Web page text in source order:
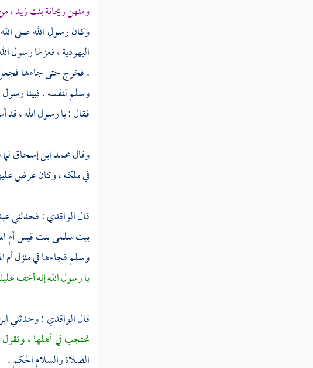
ومنهنريحانة بنت زيد ،
وكان رسول الله صلى
اليهودية ، فعزلها رسول
. فخرج حتى جاءها
وسلم لنفسه . فبينا
فقال : يا رسول الله ،
وقال محمدابن إسحاق
في ملكه ، وكان عرض
قالالواقدي: فحدثني
بيتسلمى بنت قيس أم
وسلم فجاءها في منزلأم
يا رسول الله إنه أخف
قالالواقدي: وحدثني
تحتجب في أهلها ،
الصلاة والسلام الحكم .